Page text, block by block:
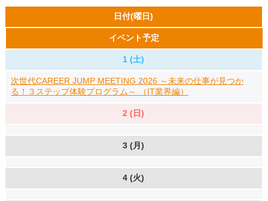
日付(曜日)
イベント予定
1 (土)
次世代CAREER JUMP MEETING 2026 ～未来の仕事が見つか
る！３ステップ体験プログラム～ （IT業界編）
2 (日)
3 (月)
4 (火)